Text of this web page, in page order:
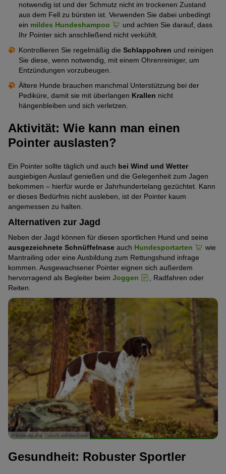
notwendig ist und der Schmutz nicht im trockenen Zustand
aus dem Fell zu bürsten ist. Verwenden Sie dabei unbedingt
ein mildes Hundeshampoo
und achten Sie darauf, dass
Ihr Pointer sich anschließend nicht verkühlt.
Kontrollieren Sie regelmäßig die Schlappohren und reinigen
Sie diese, wenn notwendig, mit einem Ohrenreiniger, um
Entzündungen vorzubeugen.
Ältere Hunde brauchen manchmal Unterstützung bei der
Pediküre, damit sie mit überlangen Krallen nicht
hängenbleiben und sich verletzen.
Aktivität: Wie kann man einen
Pointer auslasten?
Ein Pointer sollte täglich und auch bei Wind und Wetter
ausgiebigen Auslauf genießen und die Gelegenheit zum Jagen
bekommen – hierfür wurde er Jahrhundertelang gezüchtet. Kann
er dieses Bedürfnis nicht ausleben, ist der Pointer kaum
angemessen zu halten.
Alternativen zur Jagd
Neben der Jagd können für diesen sportlichen Hund und seine
ausgezeichnete Schnüffelnase auch Hundesportarten
wie
Mantrailing oder eine Ausbildung zum Rettungshund infrage
kommen. Ausgewachsener Pointer eignen sich außerdem
hervorragend als Begleiter beim Joggen
, Radfahren oder
Reiten.
© liramaigums / stock.adobe.com
Gesundheit: Robuster Sportler